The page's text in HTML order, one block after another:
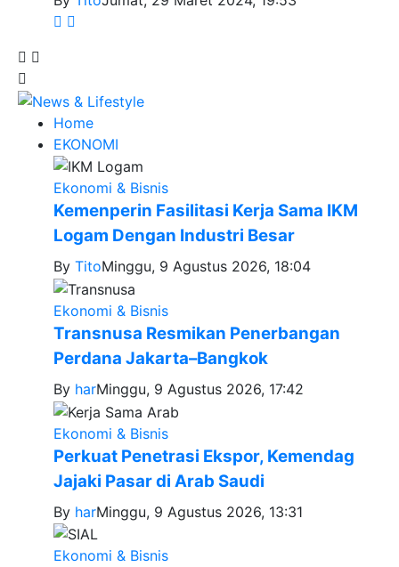
Home
EKONOMI
Ekonomi & Bisnis
Kemenperin Fasilitasi Kerja Sama IKM
Logam Dengan Industri Besar
By TitoMinggu, 9 Agustus 2026, 18:04
Ekonomi & Bisnis
Transnusa Resmikan Penerbangan
Perdana Jakarta–Bangkok
By harMinggu, 9 Agustus 2026, 17:42
Ekonomi & Bisnis
Perkuat Penetrasi Ekspor, Kemendag
Jajaki Pasar di Arab Saudi
By harMinggu, 9 Agustus 2026, 13:31
Ekonomi & Bisnis